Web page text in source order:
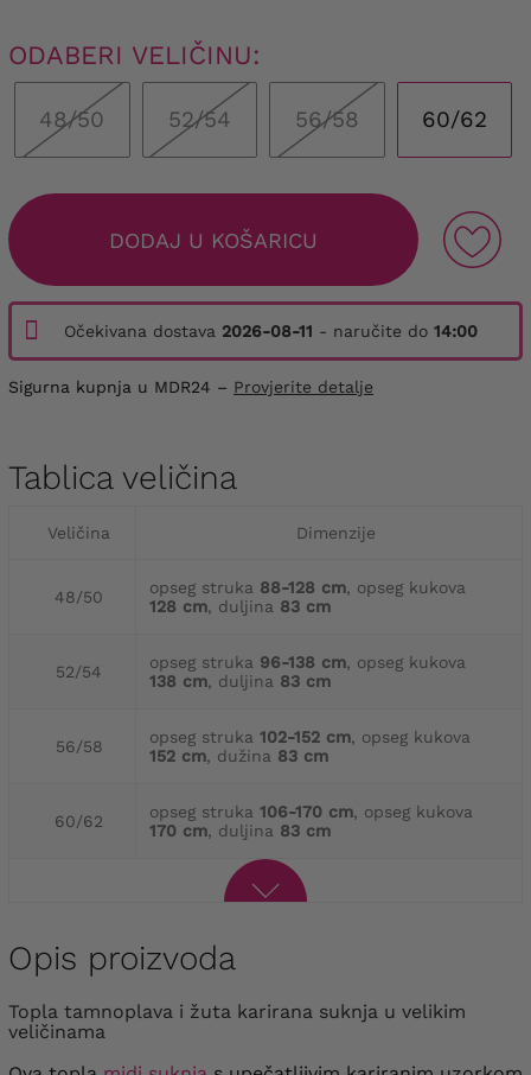
ODABERI VELIČINU:
48/50 52/54 56/58 60/62
DODAJ U KOŠARICU
Očekivana dostava 2026-08-11 - naručite do 14:00
Sigurna kupnja u MDR24 – Provjerite detalje
Tablica veličina
Veličina Dimenzije
48/50 opseg struka 88-128 cm, opseg kukova
128 cm, duljina 83 cm
52/54 opseg struka 96-138 cm, opseg kukova
138 cm, duljina 83 cm
56/58 opseg struka 102-152 cm, opseg kukova
152 cm, dužina 83 cm
60/62 opseg struka 106-170 cm, opseg kukova
170 cm, duljina 83 cm
Opis proizvoda
Topla tamnoplava i žuta karirana suknja u velikim
veličinama